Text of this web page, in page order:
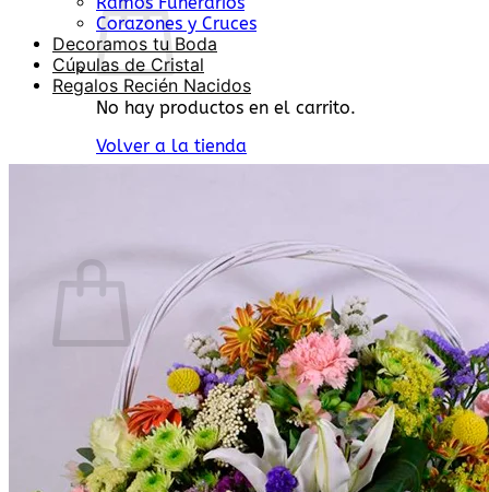
No hay productos en el carrito.
Volver a la tienda
No hay productos en el carrito.
Volver a la tienda
Corazones y Cruces
Decoramos tu Boda
Cúpulas de Cristal
Regalos Recién Nacidos